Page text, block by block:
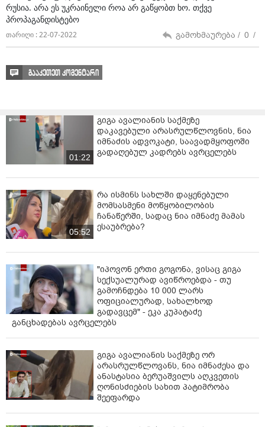
გამოძიებით დადგინდა, რომ ს.კ.-მ აღნიშნული
ნარკოტიკი ბრაზილიის ფედერაციული
რესპუბლიკიდან თვითმფრინავით ჩამოიტანა და
განსაკუთრებით დიდი ოდენობით ნარკოტიკული
სამართლის კოდექსის 260-ე მუხლის მე-6 ნაწილის „ა“
ქვეპუნქტით და 262-ე მუხლის მე-4 ნაწილის „ა“
ქვეპუნქტით.
რუსია. არა ეს უკრაინელი როა არ გაწყობთ ხო. თქვე
პროპაგანდისტებო
თარიღი : 22-07-2022 გამოხმაურება / 0 /
გააკეთეთ კომენტარი
01:22
გიგა ავალიანის საქმეზე
დაკავებული არასრულწლოვნის, ნია
იმნაძის ადვოკატი, საავადმყოფოში
გადაღებულ კადრებს ავრცელებს
05:52
რა ისმინს სახლში დაყენებული
მომსასმენი მოწყობილობის
ჩანაწერში, სადაც ნია იმნაძე მამას
ესაუბრება?
"იპოვონ ერთი გოგონა, ვისაც გიგა
სექსუალურად ავიწროებდა - თუ
გამოჩნდება 10 000 ლარს
ოფიციალურად, სახალხოდ
გადავცემ" - ეკა კუპატაძე
განცხადებას ავრცელებს
გიგა ავალიანის საქმეზე ორ
არასრულწლოვანს, ნია იმნაძესა და
ანასტასია ბერუაშვილს აღკვეთის
ღონისძიების სახით პატიმრობა
შეეფარდა